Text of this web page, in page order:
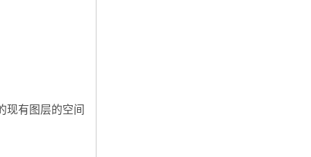
现有图层的空间